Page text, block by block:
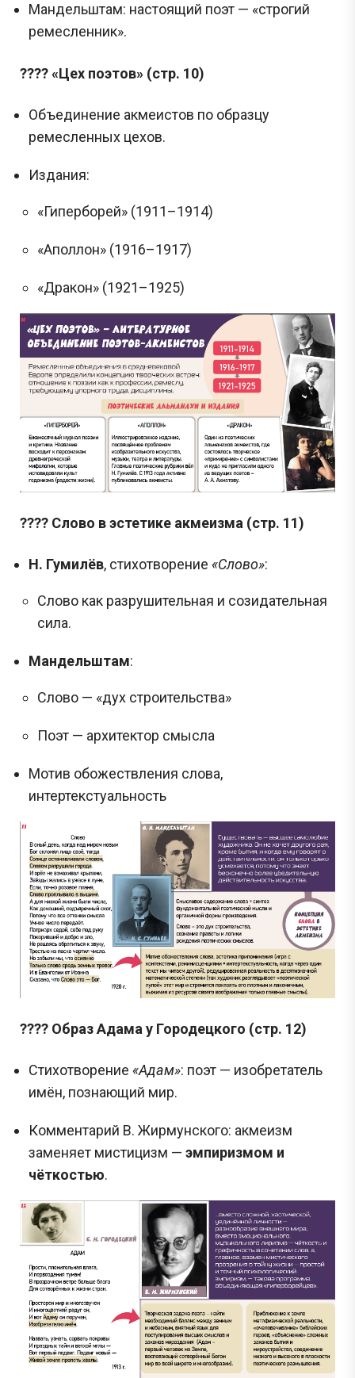
Мандельштам: настоящий поэт — «строгий
ремесленник».
???? «Цех поэтов» (стр. 10)
Объединение акмеистов по образцу
ремесленных цехов.
Издания:
«Гиперборей» (1911–1914)
«Аполлон» (1916–1917)
«Дракон» (1921–1925)
???? Слово в эстетике акмеизма (стр. 11)
Н. Гумилёв, стихотворение «Слово»:
Слово как разрушительная и созидательная
сила.
Мандельштам:
Слово — «дух строительства»
Поэт — архитектор смысла
Мотив обожествления слова,
интертекстуальность
???? Образ Адама у Городецкого (стр. 12)
Стихотворение «Адам»: поэт — изобретатель
имён, познающий мир.
Комментарий В. Жирмунского: акмеизм
заменяет мистицизм —эмпиризмом и
чёткостью.
*
задания с Дальнего востока!
Задания с Дальнего востока присылаются выпускниками, уже прошедшими
начала проведения ЕГЭ на Дальнем востоке публикация реальных заданий не
осуществляется, поскольку они заранее никому не известны.